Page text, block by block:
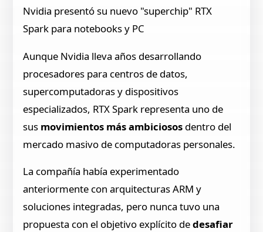
Nvidia presentó su nuevo "superchip" RTX
Spark para notebooks y PC
Aunque Nvidia lleva años desarrollando
procesadores para centros de datos,
supercomputadoras y dispositivos
especializados, RTX Spark representa uno de
sus movimientos más ambiciosos dentro del
mercado masivo de computadoras personales.
La compañía había experimentado
anteriormente con arquitecturas ARM y
soluciones integradas, pero nunca tuvo una
propuesta con el objetivo explícito dedesafiar